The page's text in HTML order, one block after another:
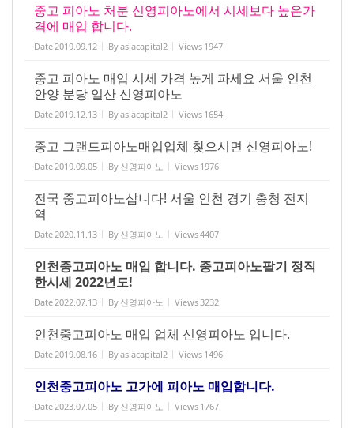
중고 피아노 처분 신영피아노에서 시세보다 높은가
격에 매입 합니다.
Date 2019.09.12 Byasiacapital2 Views 1947
중고 피아노 매입 시세 가격 높게 파세요 서울 인천
안양 분당 일산 신영피아노
Date 2019.12.13 Byasiacapital2 Views 1654
중고 그랜드피아노매입업체 찾으시면 신영피아노!
Date 2019.09.05 By 신영피아노 Views 1976
전국 중고피아노삽니다! 서울 인천 경기 충청 전지
역
Date 2020.11.13 By 신영피아노 Views4407
인천중고피아노 매입 합니다. 중고피아노팔기 정직
한시세 2022년도!
Date 2022.07.13 By 신영피아노 Views 3232
인천중고피아노 매입 업체 신영피아노 입니다.
Date 2019.08.16 Byasiacapital2 Views 1496
인천중고피아노 고가에 피아노 매입합니다.
Date 2023.07.05 By 신영피아노 Views 1767